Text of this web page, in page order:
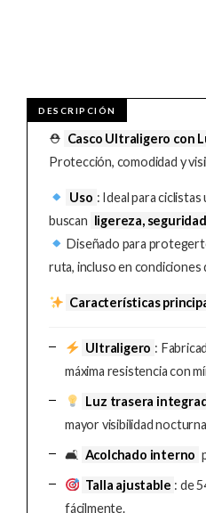
⛑ Casco Ultraligero con
Protección, comodidad y
Uso : Ideal para
buscan ligereza,
Diseñado para
ruta, incluso en condiciones
Características
Ultraligero :
máxima resistencia con
Luz trasera
mayor visibilidad
🛋 Acolchado interno
Talla ajustable : de
fácilmente.